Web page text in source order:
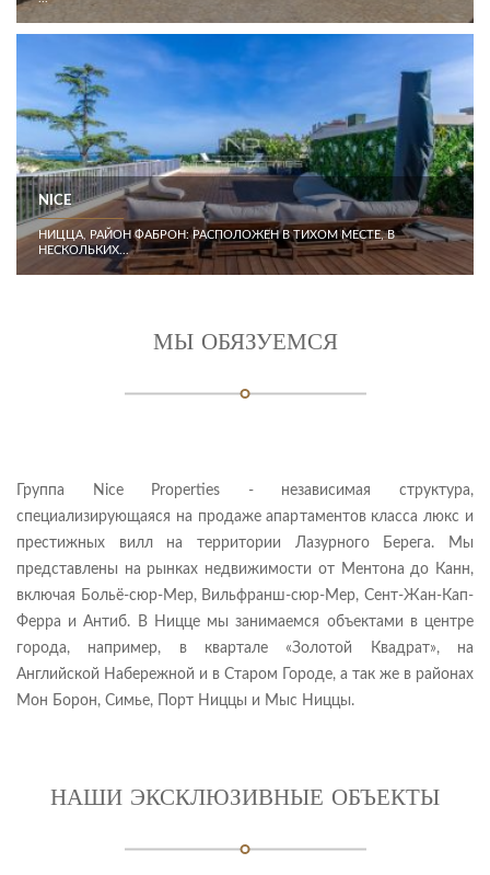
NICE
НИЦЦА, РАЙОН ФАБРОН: РАСПОЛОЖЕН В ТИХОМ МЕСТЕ, В
НЕСКОЛЬКИХ...
МЫ ОБЯЗУЕМСЯ
Группа Nice Properties - независимая структура,
специализирующаяся на продаже апартаментов класса люкс и
престижных вилл на территории Лазурного Берега. Мы
представлены на рынках недвижимости от Ментона до Канн,
включая Больё-сюр-Мер, Вильфранш-сюр-Мер, Сент-Жан-Кап-
Ферра и Антиб. В Ницце мы занимаемся объектами в центре
города, например, в квартале «Золотой Квадрат», на
Английской Набережной и в Старом Городе, а так же в районах
Мон Борон, Симье, Порт Ниццы и Мыс Ниццы.
НАШИ ЭКСКЛЮЗИВНЫЕ ОБЪЕКТЫ